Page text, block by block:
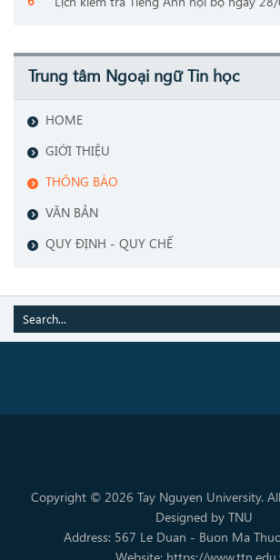
Trung tâm Ngoại ngữ Tin học
HOME
GIỚI THIỆU
THÔNG BÁO
VĂN BẢN
QUY ĐỊNH - QUY CHẾ
Copyright © 2026 Tay Nguyen University.
Designed by TNU
Address: 567 Le Duan - Buon Ma